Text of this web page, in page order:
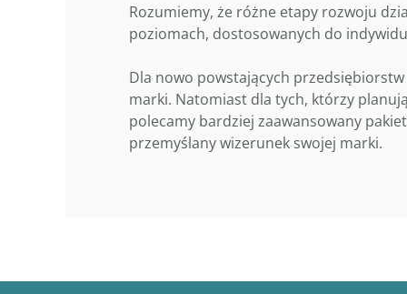
Rozumiemy, że różne etapy rozwoju
poziomach, dostosowanych do
Dla nowo powstających
marki. Natomiast dla tych, którzy
polecamy bardziej zaawansowany
przemyślany wizerunek swojej marki.